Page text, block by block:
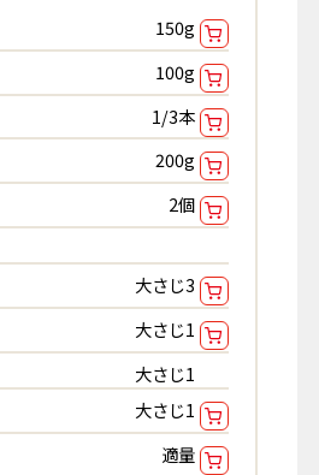
150g
100g
1/3本
200g
2個
大さじ3
大さじ1
大さじ1
大さじ1
適量